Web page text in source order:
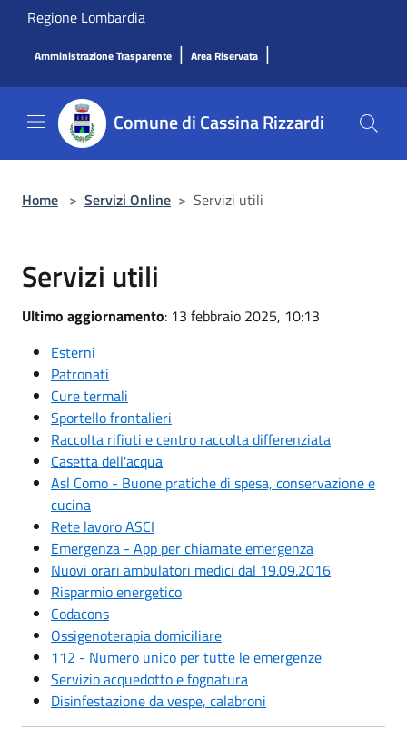
Salta al contenuto principale
Regione Lombardia
Amministrazione Trasparente | Area Riservata |
Comune di Cassina Rizzardi
Home > Servizi Online > Servizi utili
Servizi utili
Ultimo aggiornamento: 13 febbraio 2025, 10:13
Esterni
Patronati
Cure termali
Sportello frontalieri
Raccolta rifiuti e centro raccolta differenziata
Casetta dell'acqua
Asl Como - Buone pratiche di spesa, conservazione e
cucina
Rete lavoro ASCI
Emergenza - App per chiamate emergenza
Nuovi orari ambulatori medici dal 19.09.2016
Risparmio energetico
Codacons
Ossigenoterapia domiciliare
112 - Numero unico per tutte le emergenze
Servizio acquedotto e fognatura
Disinfestazione da vespe, calabroni